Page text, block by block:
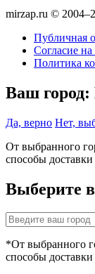
mirzap.ru ©
Публичная
Согласие
Политика
Ваш город:
Да, верно Нет,
От выбранного
способы доставки
Выберите
*От выбранного
способы доставки